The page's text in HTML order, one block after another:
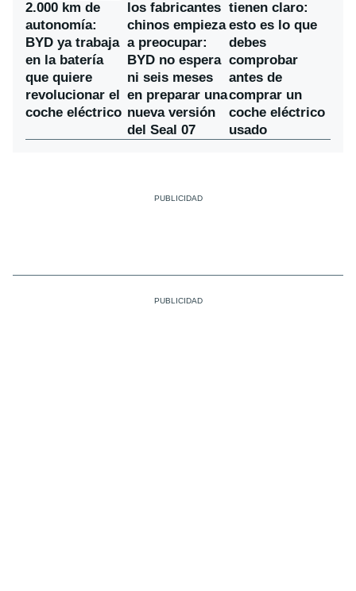
2.000 km de
autonomía:
BYD ya trabaja
en la batería
que quiere
revolucionar el
coche eléctrico
los fabricantes
chinos empieza
a preocupar:
BYD no espera
ni seis meses
en preparar una
nueva versión
del Seal 07
tienen claro:
esto es lo que
debes
comprobar
antes de
comprar un
coche eléctrico
usado